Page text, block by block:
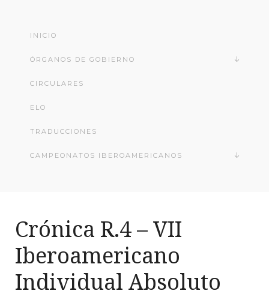
INICIO
ÓRGANOS DE GOBIERNO
CIRCULARES
ELO
TRADUCCIONES
CAMPEONATOS IBEROAMERICANOS
Crónica R.4 – VII
Iberoamericano
Individual Absoluto